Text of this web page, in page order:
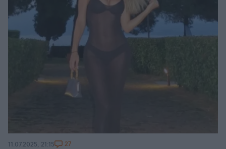
11.07.2025, 21:15 27